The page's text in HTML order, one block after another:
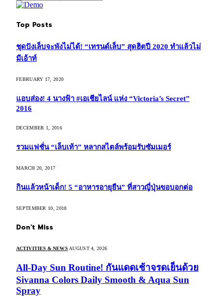
Top Posts
ชุดปังเล็บจะพังไม่ได้! “เทรนด์เล็บ” สุดฮิตปี 2020 ทำแล้วไม่
มีเอ้าท์
FEBRUARY 17, 2020
แอบส่อง! 4 นางฟ้า #เอเชียไลน์ แห่ง “Victoria’s Secret”
2016
DECEMBER 1, 2016
รวมแฟชั่น “เล็บเท้า” หลากสไตล์พร้อมรับซัมเมอร์
MARCH 20, 2017
กินแล้วหน้าเด็ก! 5 “อาหารอายุยืน” ที่สาวญี่ปุ่นขอบอกต่อ
SEPTEMBER 10, 2018
Don't Miss
ACTIVITIES & NEWS AUGUST 4, 2026
All-Day Sun Routine! กันแดดเช้าจรดเย็นด้วย
Sivanna Colors Daily Smooth & Aqua Sun
Spray